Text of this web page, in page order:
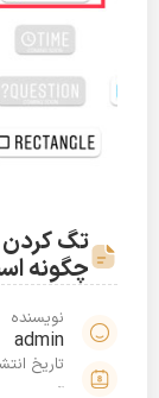
تگ كردن
چگونه
نویسنده
admin
تاریخ